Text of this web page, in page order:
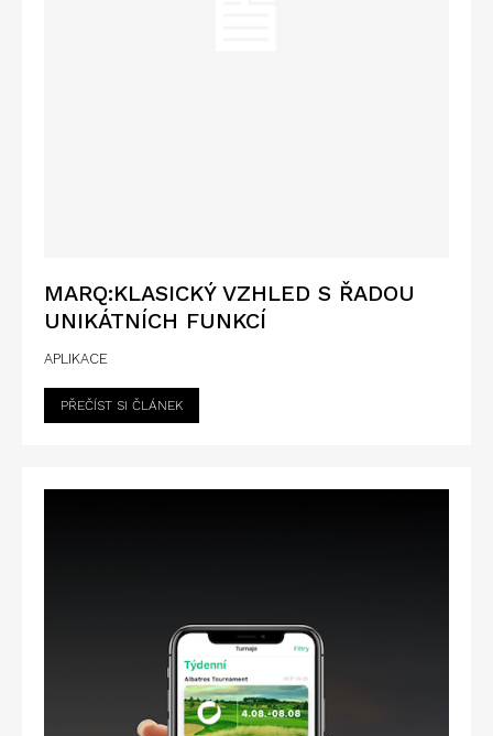
MARQ:KLASICKÝ VZHLED S ŘADOU
UNIKÁTNÍCH FUNKCÍ
APLIKACE
PŘEČÍST SI ČLÁNEK